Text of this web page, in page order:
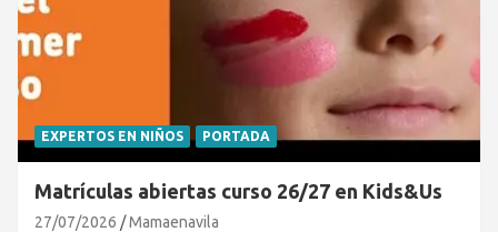
EXPERTOS EN NIÑOS PORTADA
Matrículas abiertas curso 26/27 en Kids&Us
27/07/2026 Mamaenavila